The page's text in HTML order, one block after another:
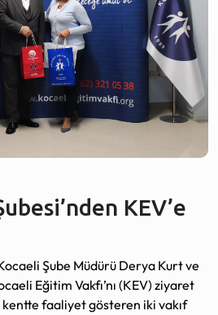
KEV’e
Şube Müdürü Derya Kurt ve
Eğitim Vakfı’nı (KEV) ziyaret
faaliyet gösteren iki vakıf